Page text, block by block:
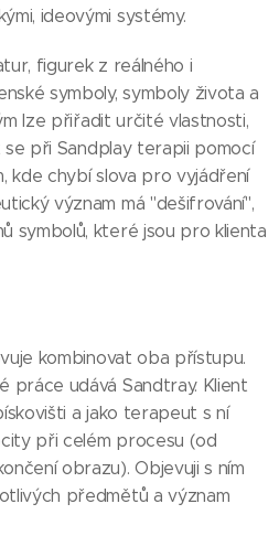
ideovými systémy.
figurek z reálného i
symboly, symboly života a
lze přiřadit určité vlastnosti,
se při Sandplay terapii pomocí
kde chybí slova pro vyjádření
význam má "dešifrování",
symbolů, které jsou pro klienta
kombinovat oba přístupu.
práce udává Sandtray. Klient
a jako terapeut s ní
při celém procesu (od
obrazu). Objevuji s ním
předmětů a význam